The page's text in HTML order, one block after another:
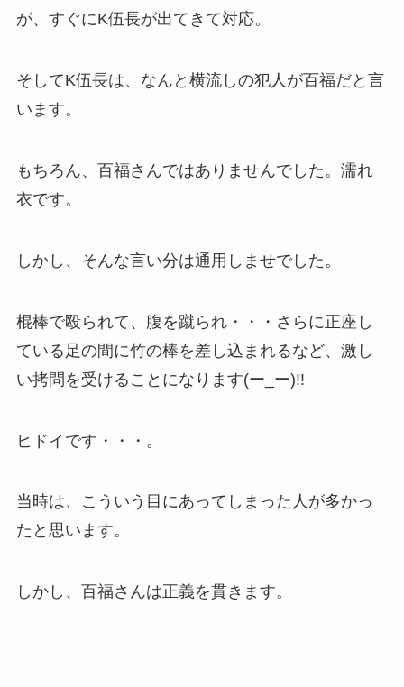
が、すぐにK伍長が出てきて対応。
そしてK伍長は、なんと横流しの犯人が百福だと言
います。
もちろん、百福さんではありませんでした。濡れ
衣です。
しかし、そんな言い分は通用しませでした。
棍棒で殴られて、腹を蹴られ・・・さらに正座し
ている足の間に竹の棒を差し込まれるなど、激し
い拷問を受けることになります(ー_ー)!!
ヒドイです・・・。
当時は、こういう目にあってしまった人が多かっ
たと思います。
しかし、百福さんは正義を貫きます。